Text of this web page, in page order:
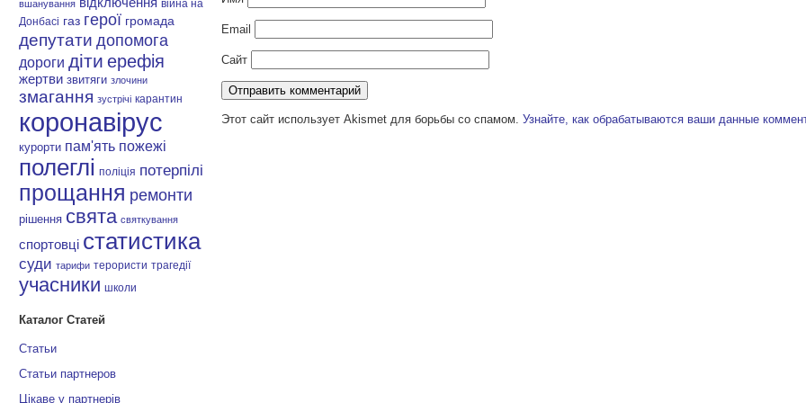
вшанування
війна на
Донбасі газ герої громада
депутати допомога
дороги діти ерефія
жертви звитяги злочини
змагання зустрічі карантин
коронавірус
курорти пам'ять пожежі
полеглі поліція потерпілі
прощання ремонти
рішення свята святкування
спортовці статистика
суди тарифи терористи трагедії
учасники школи
Каталог Статей
Статьи
Статьи партнеров
Цікаве у партнерів
Email
Сайт
Этот сайт использует Akismet для борьбы со спамом.Узнайте, как обрабатываются ваши данные